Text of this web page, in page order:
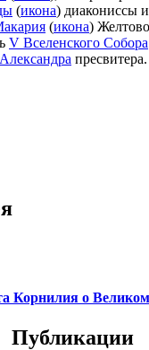
(икона) диакониссы и
(икона)
V Вселенского Собора
Александра
Корнилия о Великом
Публикации